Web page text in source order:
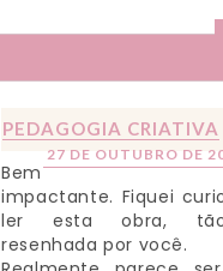
PEDAGOGIA CRIATIVA
27 DE OUTUBRO DE
Bem
impactante. Fiquei
ler esta obra,
resenhada por você.